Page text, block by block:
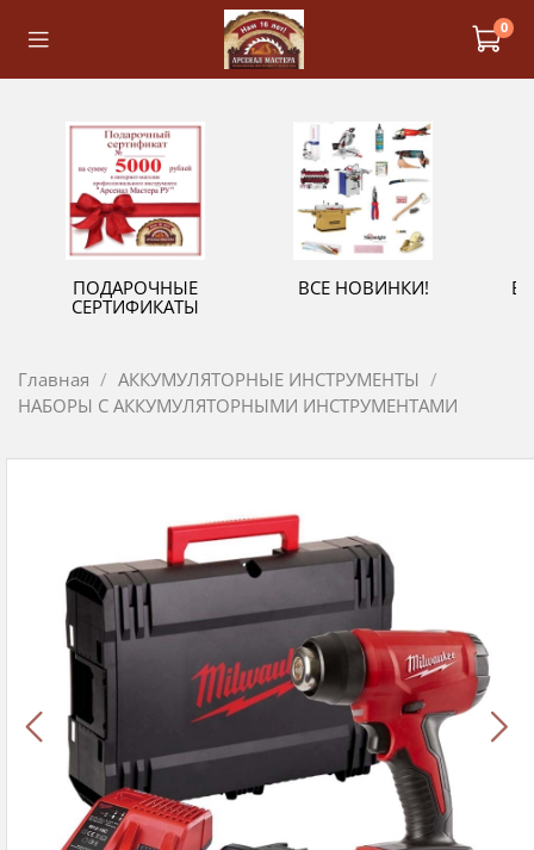
0
ПОДАРОЧНЫЕ
СЕРТИФИКАТЫ
ВСЕ НОВИНКИ!
Главная
АККУМУЛЯТОРНЫЕ ИНСТРУМЕНТЫ
НАБОРЫ С АККУМУЛЯТОРНЫМИ ИНСТРУМЕНТАМИ